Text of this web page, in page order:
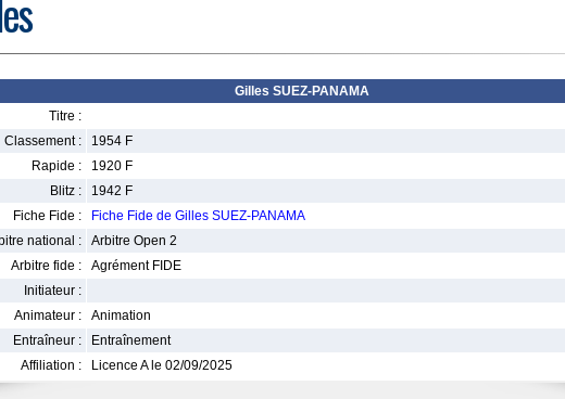
Gilles SUEZ-PANAMA
Titre :
Classement :
1954 F
Rapide :
1920 F
Blitz :
1942 F
Fiche Fide :
Fiche Fide de Gilles SUEZ-PANAMA
national :
Arbitre Open 2
Arbitre fide :
Agrément FIDE
Initiateur :
Animateur :
Animation
Entraîneur :
Entraînement
Affiliation :
Licence A le 02/09/2025